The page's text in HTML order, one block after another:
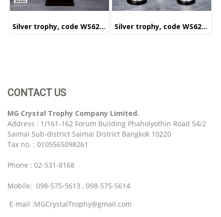
Silver trophy, code WS6224 Silver trophy, code WS6225
CONTACT US
MG Crystal Trophy Company Limited.
Address : 1/161-162 Forum Building Phaholyothin Road 54/2
Saimai Sub-district Saimai District Bangkok 10220
Tax no. : 0105565098261
Phone : 02-531-8168
Mobile: 098-575-5613 , 098-575-5614
E-mail :MGCrystalTrophy@gmail.com